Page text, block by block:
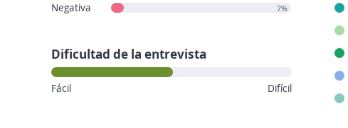
Negativa 7%
Dificultad de la entrevista
Fácil Difícil